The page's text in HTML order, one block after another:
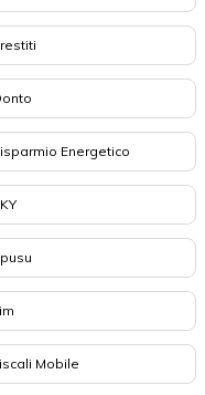
Energetico
Mobile